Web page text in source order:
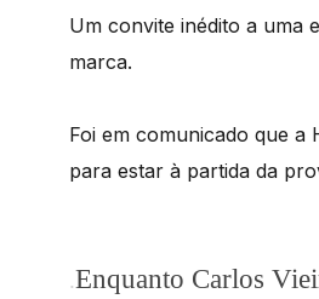
Um convite inédito a uma
marca.
Foi em comunicado que
para estar à partida da
.Enquanto Carlos